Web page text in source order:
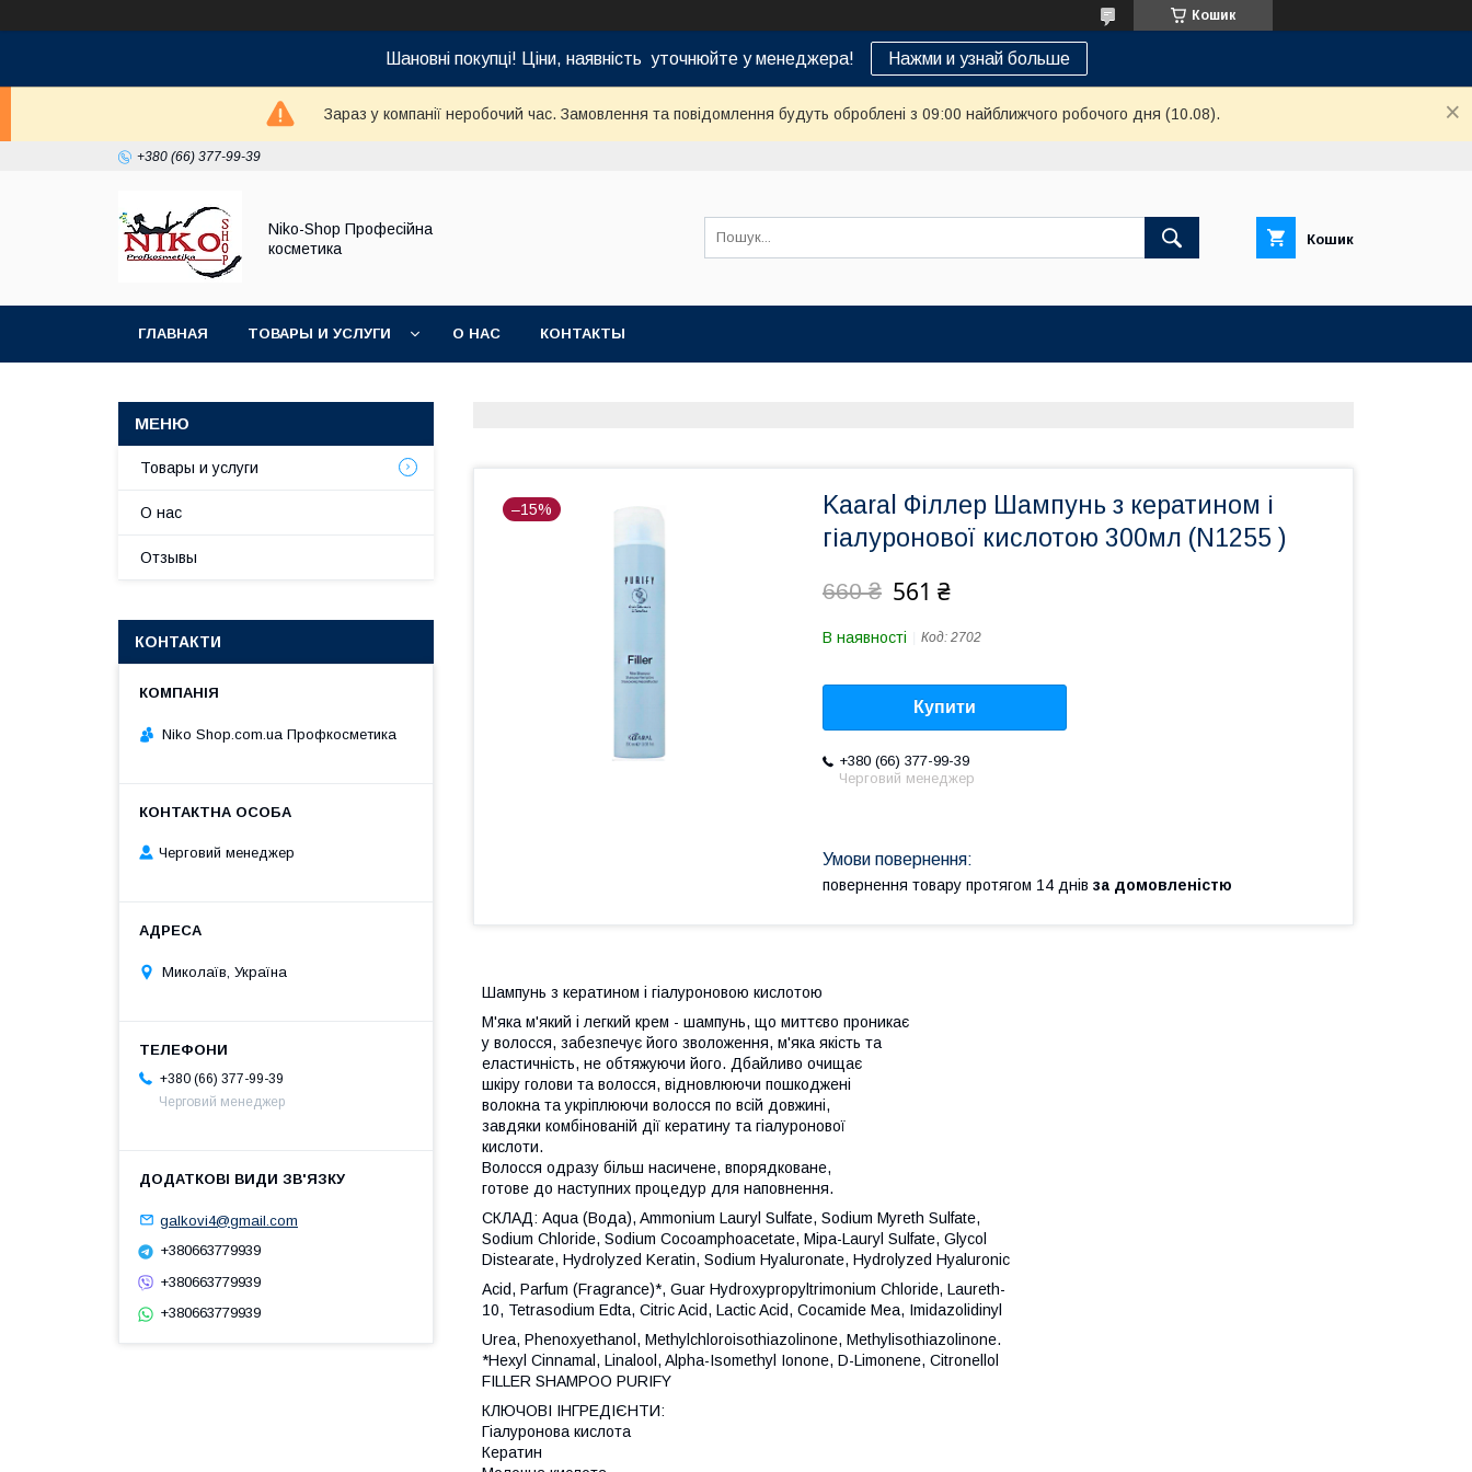
Кошик
Шановні покупці! Ціни, наявність уточнюйте у менеджера! Нажми и узнай больше
Зараз у компанії неробочий час. Замовлення та повідомлення будуть оброблені з 09:00 найближчого робочого дня (10.08).
+380 (66) 377-99-39
Niko-Shop Професійна
косметика
Кошик
ГЛАВНАЯ ТОВАРЫ И УСЛУГИ О НАС КОНТАКТЫ
–15%
Kaaral Філлер Шампунь з кератином і
гіалуронової кислотою 300мл (N1255 )
660 ₴ 561 ₴
В наявності Код: 2702
Купити
+380 (66) 377-99-39
Черговий менеджер
повернення товару протягом 14 днів за домовленістю
Шампунь з кератином і гіалуроновою кислотою
М'яка м'який і легкий крем - шампунь, що миттєво проникає
у волосся, забезпечує його зволоження, м'яка якість та
еластичність, не обтяжуючи його. Дбайливо очищає
шкіру голови та волосся, відновлюючи пошкоджені
волокна та укріплюючи волосся по всій довжині,
завдяки комбінованій дії кератину та гіалуронової
кислоти.
Волосся одразу більш насичене, впорядковане,
готове до наступних процедур для наповнення.
СКЛАД: Aqua (Вода), Ammonium Lauryl Sulfate, Sodium Myreth Sulfate,
Sodium Chloride, Sodium Cocoamphoacetate, Mipa-Lauryl Sulfate, Glycol
Distearate, Hydrolyzed Keratin, Sodium Hyaluronate, Hydrolyzed Hyaluronic
Acid, Parfum (Fragrance)*, Guar Hydroxypropyltrimonium Chloride, Laureth-
10, Tetrasodium Edta, Citric Acid, Lactic Acid, Cocamide Mea, Imidazolidinyl
Urea, Phenoxyethanol, Methylchloroisothiazolinone, Methylisothiazolinone.
*Hexyl Cinnamal, Linalool, Alpha-Isomethyl Ionone, D-Limonene, Citronellol
FILLER SHAMPOO PURIFY
КЛЮЧОВІ ІНГРЕДІЄНТИ:
Гіалуронова кислота
Кератин
Товары и услуги
О нас
Отзывы
КОНТАКТИ
Niko Shop.com.ua Профкосметика
Черговий менеджер
Миколаїв, Україна
+380 (66) 377-99-39
Черговий менеджер
galkovi4@gmail.com
+380663779939
+380663779939
+380663779939